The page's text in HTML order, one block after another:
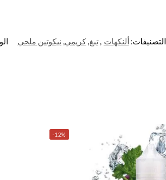
التصنيفات:ألنكهات ,تبغ,كريمي, نيكوتين ملحي
-12%